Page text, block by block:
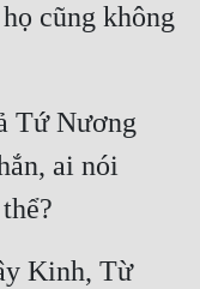
cũng không
Tứ Nương
ai nói
Kinh, Từ